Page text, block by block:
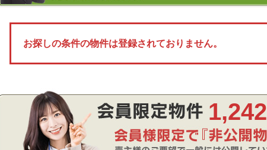
お探しの条件の物件は登録されておりません。
1,242